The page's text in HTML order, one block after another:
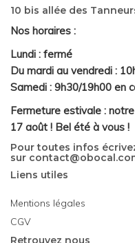
10 bis allée des
Nos horaires :
Lundi : fermé
Du mardi au vendredi :
Samedi : 9h30/19h00 en
Fermeture estivale :
17 août ! Bel été à vous !
Pour toutes infos
sur
Liens utiles
Mentions légales
CGV
Retrouvez nous